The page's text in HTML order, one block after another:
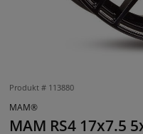
Produkt # 113880
MAM®
MAM RS4 17x7.5